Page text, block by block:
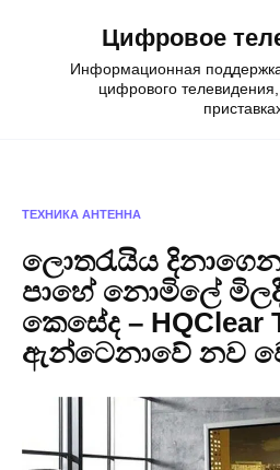
Цифровое
Информационная
цифрового
ТЕХНИКА АНТЕННА
ලොතරැයිය දිනාගෙන
පාහේ නොමිලේ
කෙසේද – HQClear
ඇන්ටෙනාවේ නව